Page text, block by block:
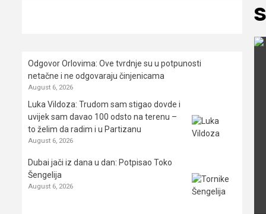
Odgovor Orlovima: ​Ove tvrdnje su u potpunosti
netačne i ne odgovaraju činjenicama
August 6, 2026
Luka Vildoza: Trudom sam stigao dovde i
uvijek sam davao 100 odsto na terenu –
to želim da radim i u Partizanu
August 6, 2026
Dubai jači iz dana u dan: Potpisao Toko
Šengelija
August 6, 2026